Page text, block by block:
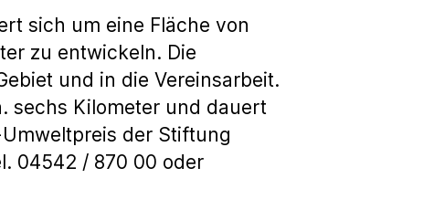
sich um eine Fläche von
zu entwickeln. Die
und in die Vereinsarbeit.
sechs Kilometer und dauert
der Stiftung
04542 / 870 00 oder